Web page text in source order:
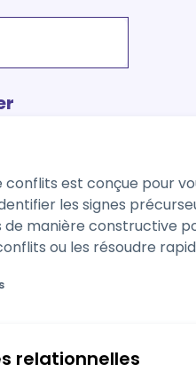
est conçue pour
les signes
manière constructive
ou les résoudre
relationnelles